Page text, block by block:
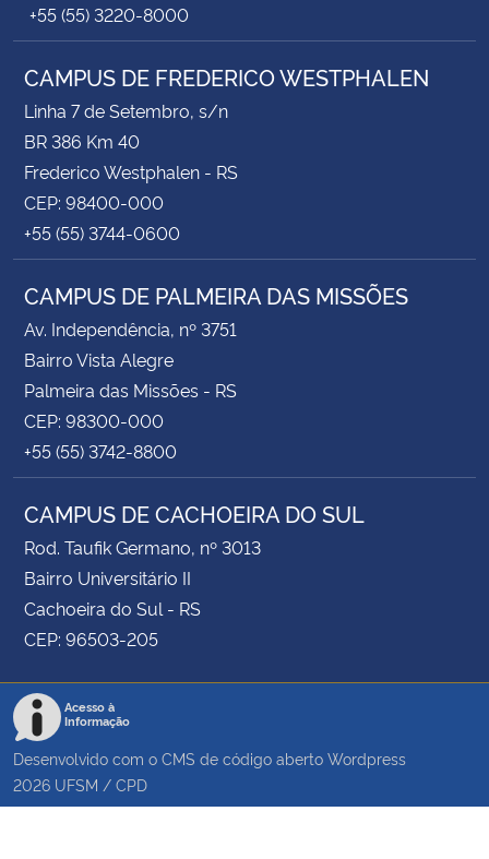
+55 (55) 3220-8000
CAMPUS DE FREDERICO WESTPHALEN
Linha 7 de Setembro, s/n
BR 386 Km 40
Frederico Westphalen - RS
CEP: 98400-000
+55 (55) 3744-0600
CAMPUS DE PALMEIRA DAS MISSÕES
Av. Independência, nº 3751
Bairro Vista Alegre
Palmeira das Missões - RS
CEP: 98300-000
+55 (55) 3742-8800
CAMPUS DE CACHOEIRA DO SUL
Rod. Taufik Germano, nº 3013
Bairro Universitário II
Cachoeira do Sul - RS
CEP: 96503-205
Acesso à
Informação
Desenvolvido com o CMS de código aberto Wordpress
2026 UFSM / CPD